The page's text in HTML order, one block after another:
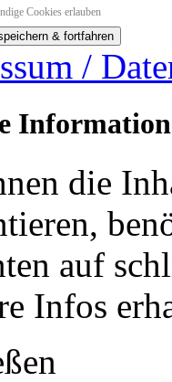
Cookies erlauben
/
die
auf
Infos